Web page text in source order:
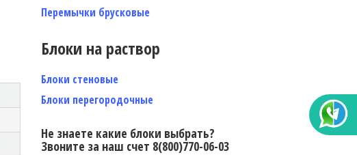
Перемычки брусковые
Блоки на раствор
Блоки стеновые
Блоки перегородочные
Не знаете какие блоки выбрать?
Звоните за наш счет 8(800)770-06-03